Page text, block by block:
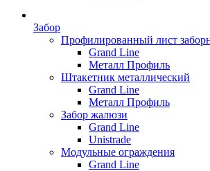
Забор
Профилированный лист
Grand Line
Металл Профиль
Штакетник металлический
Grand Line
Металл Профиль
Забор жалюзи
Grand Line
Unistrade
Модульные ограждения
Grand Line